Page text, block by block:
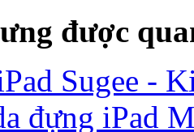
được
Sugee -
đựng iPad